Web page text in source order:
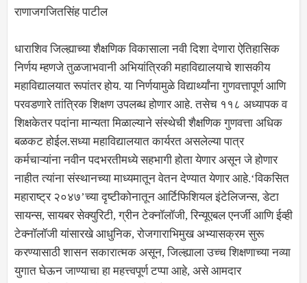
राणाजगजितसिंह पाटील
धाराशिव जिल्ह्याच्या शैक्षणिक विकासाला नवी दिशा देणारा ऐतिहासिक
निर्णय म्हणजे तुळजाभवानी अभियांत्रिकी महाविद्यालयाचे शासकीय
महाविद्यालयात रूपांतर होय. या निर्णयामुळे विद्यार्थ्यांना गुणवत्तापूर्ण आणि
परवडणारे तांत्रिक शिक्षण उपलब्ध होणार आहे. तसेच ११८ अध्यापक व
शिक्षकेतर पदांना मान्यता मिळाल्याने संस्थेची शैक्षणिक गुणवत्ता अधिक
बळकट होईल.सध्या महाविद्यालयात कार्यरत असलेल्या पात्र
कर्मचाऱ्यांना नवीन पदभरतीमध्ये सहभागी होता येणार असून जे होणार
नाहीत त्यांना संस्थानच्या माध्यमातून वेतन देण्यात येणार आहे.‘विकसित
महाराष्ट्र २०४७’च्या दृष्टीकोनातून आर्टिफिशियल इंटेलिजन्स, डेटा
सायन्स, सायबर सेक्युरिटी, ग्रीन टेक्नॉलॉजी, रिन्यूएबल एनर्जी आणि ईव्ही
टेक्नॉलॉजी यांसारखे आधुनिक, रोजगाराभिमुख अभ्यासक्रम सुरू
करण्यासाठी शासन सकारात्मक असून, जिल्ह्याला उच्च शिक्षणाच्या नव्या
युगात घेऊन जाण्याचा हा महत्त्वपूर्ण टप्पा आहे, असे आमदार